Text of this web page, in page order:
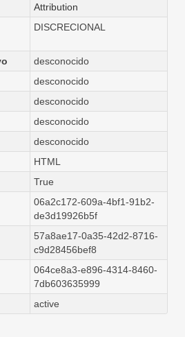
Attribution
DISCRECIONAL
desconocido
desconocido
desconocido
desconocido
desconocido
HTML
True
06a2c172-609a-4bf1-91b2-
de3d19926b5f
57a8ae17-0a35-42d2-8716-
c9d28456bef8
064ce8a3-e896-4314-8460-
7db603635999
active